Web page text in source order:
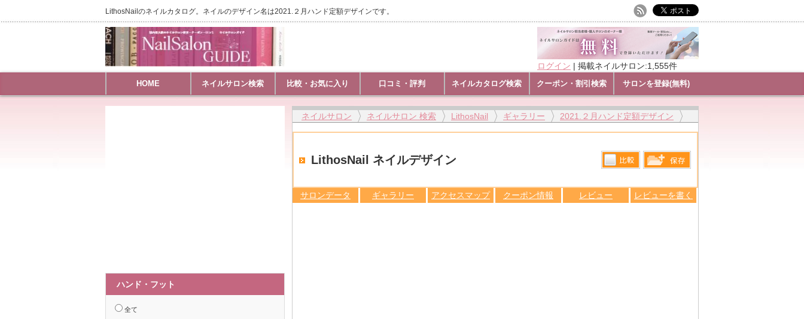
LithosNailのネイルカタログ。ネイルのデザイン名は2021.２月ハンド定額デザインです。
HOME ネイルサロン検索 比較・お気に入り 口コミ・評判 ネイルカタログ検索 クーポン・割引検索 サロンを登録(無料)
ログイン | 掲載ネイルサロン:1,555件
ネイルサロン ネイルサロン 検索 LithosNail ギャラリー 2021.２月ハンド定額デザイン
LithosNail ネイルデザイン
る
トへ登録
サロンデータ ギャラリー アクセスマップ クーポン情報 レビュー レビューを書く
ハンド・フット
全て